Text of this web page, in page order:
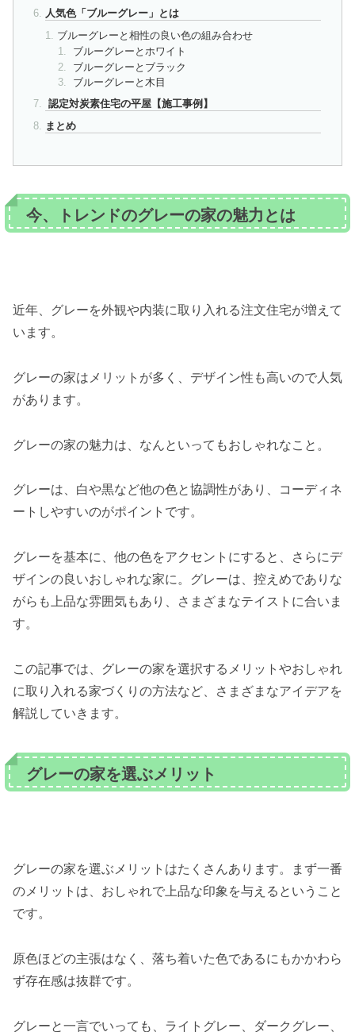
人気色「ブルーグレー」とは
ブルーグレーと相性の良い色の組み合わせ
ブルーグレーとホワイト
ブルーグレーとブラック
ブルーグレーと木目
認定対炭素住宅の平屋【施工事例】
まとめ
今、トレンドのグレーの家の魅力とは
近年、グレーを外観や内装に取り入れる注文住宅が増えて
います。
グレーの家はメリットが多く、デザイン性も高いので人気
があります。
グレーの家の魅力は、なんといってもおしゃれなこと。
グレーは、白や黒など他の色と協調性があり、コーディネ
ートしやすいのがポイントです。
グレーを基本に、他の色をアクセントにすると、さらにデ
ザインの良いおしゃれな家に。グレーは、控えめでありな
がらも上品な雰囲気もあり、さまざまなテイストに合いま
す。
この記事では、グレーの家を選択するメリットやおしゃれ
に取り入れる家づくりの方法など、さまざまなアイデアを
解説していきます。
グレーの家を選ぶメリット
グレーの家を選ぶメリットはたくさんあります。まず一番
のメリットは、おしゃれで上品な印象を与えるということ
です。
原色ほどの主張はなく、落ち着いた色であるにもかかわら
ず存在感は抜群です。
グレーと一言でいっても、ライトグレー、ダークグレー、